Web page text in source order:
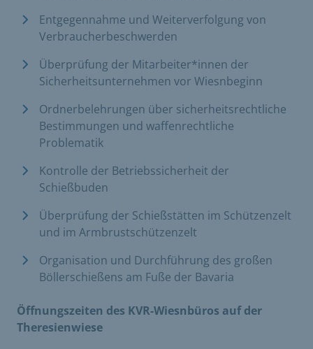
Entgegennahme und Weiterverfolgung von
Verbraucherbeschwerden
Überprüfung der Mitarbeiter*innen der
Sicherheitsunternehmen vor Wiesnbeginn
Ordnerbelehrungen über sicherheitsrechtliche
Bestimmungen und waffenrechtliche
Problematik
Kontrolle der Betriebssicherheit der
Schießbuden
Überprüfung der Schießstätten im Schützenzelt
und im Armbrustschützenzelt
Organisation und Durchführung des großen
Böllerschießens am Fuße der Bavaria
Öffnungszeiten des KVR-Wiesnbüros auf der
Theresienwiese